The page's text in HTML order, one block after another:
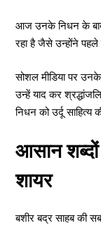
आज उनके निधन के बाद
रहा है जैसे उन्होंने पहले
सोशल मीडिया पर
उन्हें याद कर
निधन को उर्दू साहित्य
आसान
शायर
बशीर बद्र साहब की